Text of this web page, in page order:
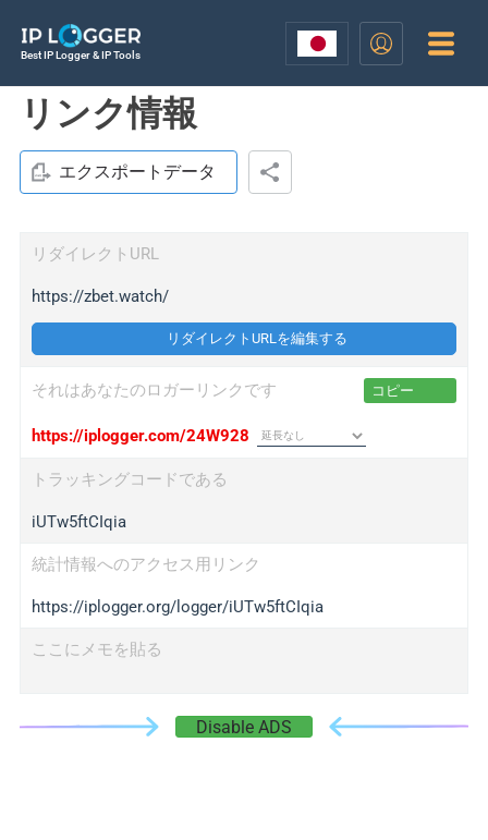
Best IP Logger & IP Tools
リンク情報
エクスポートデータ
リダイレクトURL
https://zbet.watch/
リダイレクトURLを編集する
それはあなたのロガーリンクです コピー
https://iplogger.com/24W928
トラッキングコードである
iUTw5ftCIqia
統計情報へのアクセス用リンク
https://iplogger.org/logger/iUTw5ftCIqia
ここにメモを貼る
Disable ADS